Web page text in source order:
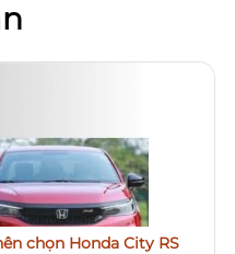
chọn Honda City RS